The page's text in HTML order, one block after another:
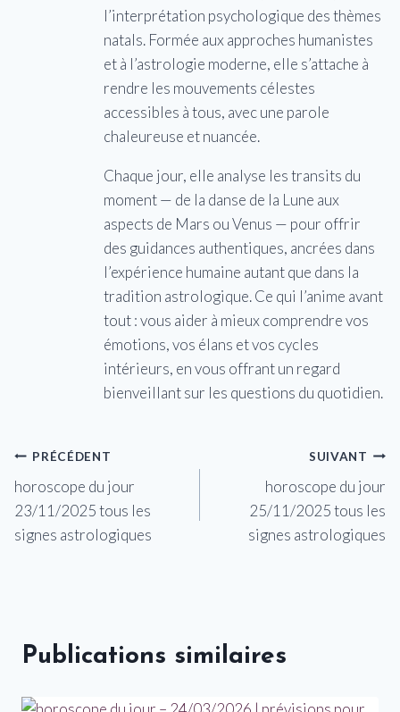
l’interprétation psychologique des thèmes
natals. Formée aux approches humanistes
et à l’astrologie moderne, elle s’attache à
rendre les mouvements célestes
accessibles à tous, avec une parole
chaleureuse et nuancée.
Chaque jour, elle analyse les transits du
moment — de la danse de la Lune aux
aspects de Mars ou Venus — pour offrir
des guidances authentiques, ancrées dans
l’expérience humaine autant que dans la
tradition astrologique. Ce qui l’anime avant
tout : vous aider à mieux comprendre vos
émotions, vos élans et vos cycles
intérieurs, en vous offrant un regard
bienveillant sur les questions du quotidien.
Navigation
de
l’article
PRÉCÉDENT
horoscope du jour
23/11/2025 tous les
signes astrologiques
SUIVANT
horoscope du jour
25/11/2025 tous les
signes astrologiques
Publications similaires